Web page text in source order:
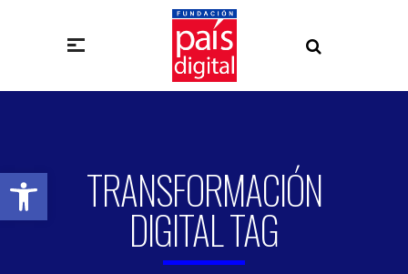
Abrir barra de herramientas
TRANSFORMACIÓN
DIGITAL TAG